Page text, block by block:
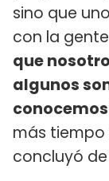
sino que
con la
que
algunos
más tiempo
concluyó